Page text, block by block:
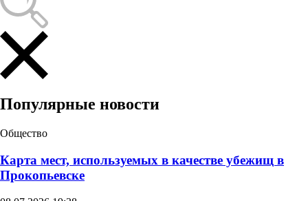
Популярные новости
Общество
Карта мест, используемых в качестве убежищ в
Прокопьевске